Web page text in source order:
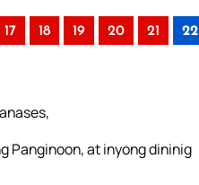
17 18 19 20 21 22
Panginoon, at inyong dininig